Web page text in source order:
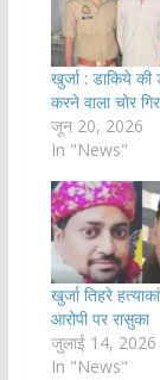
खुर्जा : डाकिये की
करने वाला चोर
जून 20, 2026
In "News"
खुर्जा तिहरे
आरोपी पर रासुका
जुलाई 14, 2026
In "News"